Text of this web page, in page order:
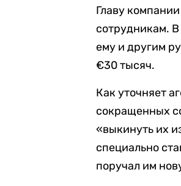
Главу
сотрудникам. В
ему и другим
€30 тысяч.
Как уточняет
сокращенных
«выкинуть их
специально
поручал им